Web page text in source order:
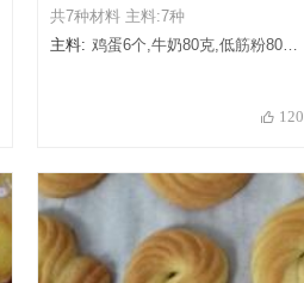
共7种材料 主料:7种
主料: 鸡蛋6个,牛奶80克,低筋粉80克,黄油60克,盐.,白糖80克,水80毫升
120